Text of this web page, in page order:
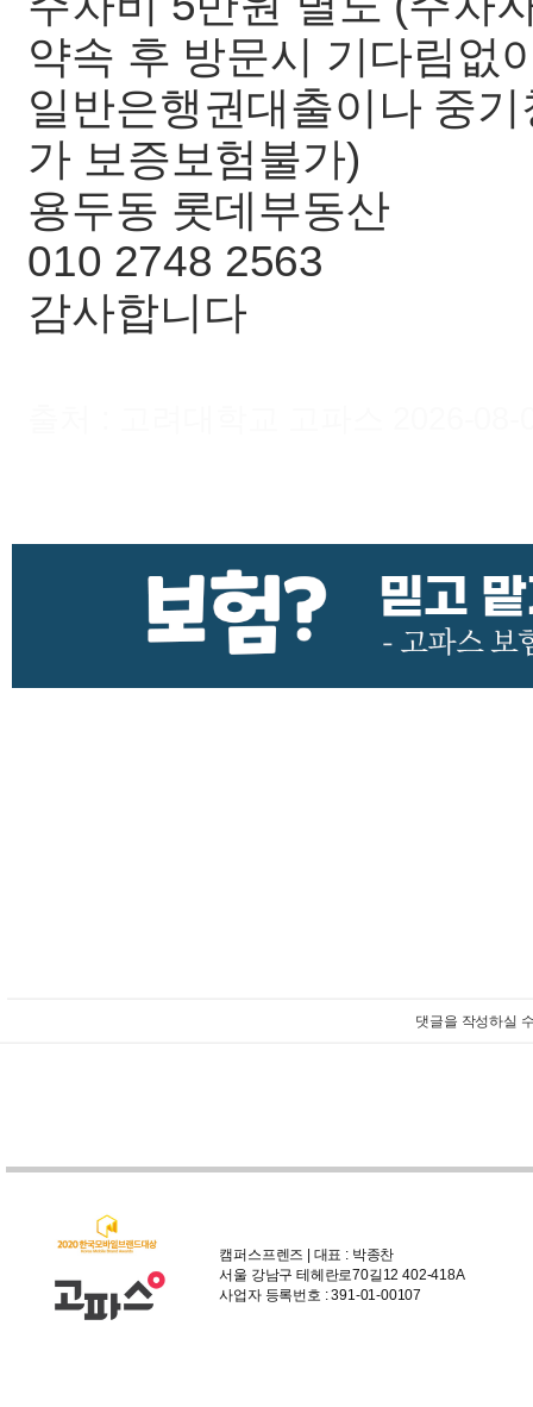
약속 후 방문시 기다림없
일반은행권대출이나 중
가 보증보험불가)
용두동 롯데부동산
010 2748 2563
감사합니다
댓글을 작성하실
캠퍼스프렌즈 | 대표 : 박종찬
서울 강남구 테헤란로70길12 402-418A
사업자 등록번호 : 391-01-00107